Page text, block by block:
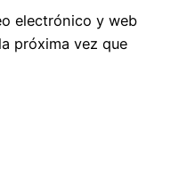
electrónico y web
próxima vez que